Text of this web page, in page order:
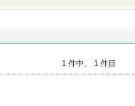
1 件中、 1 件目